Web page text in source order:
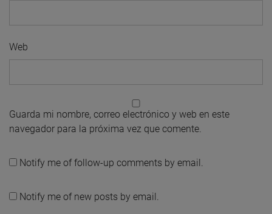
Web
Guarda mi nombre, correo electrónico y web en este
navegador para la próxima vez que comente.
Notify me of follow-up comments by email.
Notify me of new posts by email.